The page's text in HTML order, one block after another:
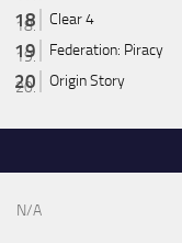
Clear 4
Federation: Piracy
Origin Story
N/A